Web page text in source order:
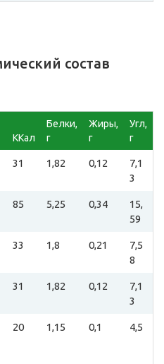
состав
ККал
Белки,
г
Жиры,
г
Угл,
г
31 1,82 0,12
7,1
3
85 5,25 0,34
15,
59
33 1,8 0,21
7,5
8
31 1,82 0,12
7,1
3
20 1,15 0,1 4,5